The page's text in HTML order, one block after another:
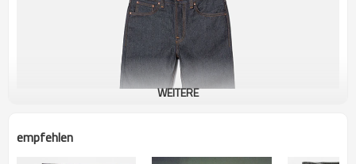
WEITERE
empfehlen